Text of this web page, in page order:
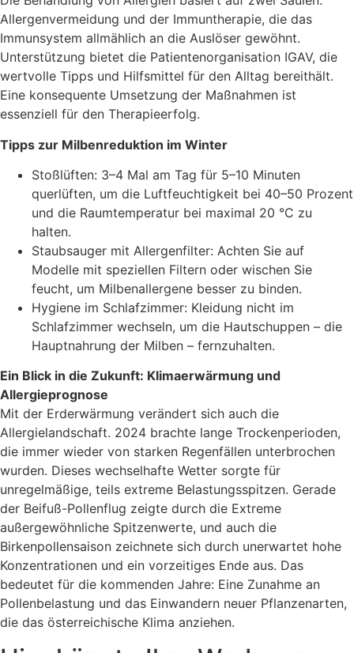
Allergenvermeidung und der Immuntherapie, die das
Immunsystem allmählich an die Auslöser gewöhnt.
Unterstützung bietet die Patientenorganisation IGAV, die
wertvolle Tipps und Hilfsmittel für den Alltag bereithält.
Eine konsequente Umsetzung der Maßnahmen ist
essenziell für den Therapieerfolg.
Tipps zur Milbenreduktion im Winter
Stoßlüften: 3–4 Mal am Tag für 5–10 Minuten
querlüften, um die Luftfeuchtigkeit bei 40–50 Prozent
und die Raumtemperatur bei maximal 20 °C zu
halten.
Staubsauger mit Allergenfilter: Achten Sie auf
Modelle mit speziellen Filtern oder wischen Sie
feucht, um Milbenallergene besser zu binden.
Hygiene im Schlafzimmer: Kleidung nicht im
Schlafzimmer wechseln, um die Hautschuppen – die
Hauptnahrung der Milben – fernzuhalten.
Ein Blick in die Zukunft: Klimaerwärmung und
Allergieprognose
Mit der Erderwärmung verändert sich auch die
Allergielandschaft. 2024 brachte lange Trockenperioden,
die immer wieder von starken Regenfällen unterbrochen
wurden. Dieses wechselhafte Wetter sorgte für
unregelmäßige, teils extreme Belastungsspitzen. Gerade
der Beifuß-Pollenflug zeigte durch die Extreme
außergewöhnliche Spitzenwerte, und auch die
Birkenpollensaison zeichnete sich durch unerwartet hohe
Konzentrationen und ein vorzeitiges Ende aus. Das
bedeutet für die kommenden Jahre: Eine Zunahme an
Pollenbelastung und das Einwandern neuer Pflanzenarten,
die das österreichische Klima anziehen.